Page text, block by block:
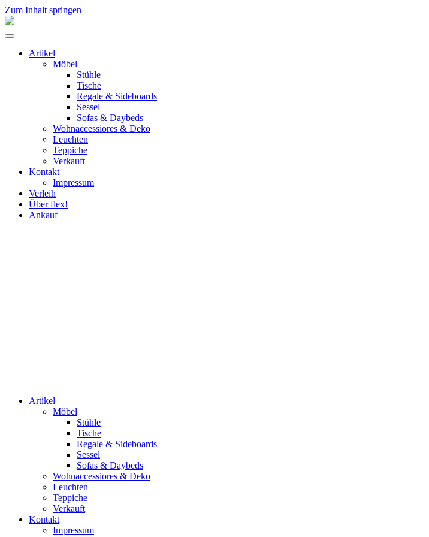
Zum Inhalt springen
flex!
vintage
Menü
umschalten
Artikel
Möbel
Stühle
Tische
Regale & Sideboards
Sessel
Sofas & Daybeds
Wohnaccessiores & Deko
Leuchten
Teppiche
Verkauft
Kontakt
Impressum
Verleih
Über flex!
Ankauf
Artikel
Möbel
Stühle
Tische
Regale & Sideboards
Sessel
Sofas & Daybeds
Wohnaccessiores & Deko
Leuchten
Teppiche
Verkauft
Kontakt
Impressum